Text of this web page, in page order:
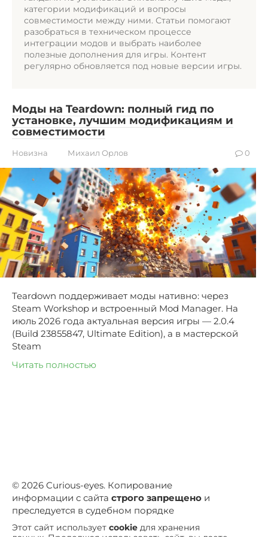
категории модификаций и вопросы
совместимости между ними. Статьи помогают
разобраться в техническом процессе
интеграции модов и выбрать наиболее
полезные дополнения для игры. Контент
регулярно обновляется под новые версии игры.
Моды на Teardown: полный гид по
установке, лучшим модификациям и
совместимости
Новизна Михаил Орлов 0
Teardown поддерживает моды нативно: через
Steam Workshop и встроенный Mod Manager. На
июль 2026 года актуальная версия игры — 2.0.4
(Build 23855847, Ultimate Edition), а в мастерской
Steam
Читать полностью
© 2026 Curious-eyes. Копирование
информации с сайта строго запрещено и
преследуется в судебном порядке
Этот сайт использует cookie для хранения